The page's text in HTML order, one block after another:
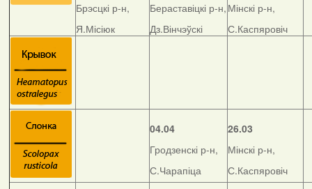
Брэсцкі р-н,
Я.Місіюк
Бераставіцкі р-н,
Дз.Вінчэўскі
Мінскі р-н,
С.Каспяровіч
04.04
Гродзенскі р-н,
С.Чарапіца
26.03
Мінскі р-н,
С.Каспяровіч